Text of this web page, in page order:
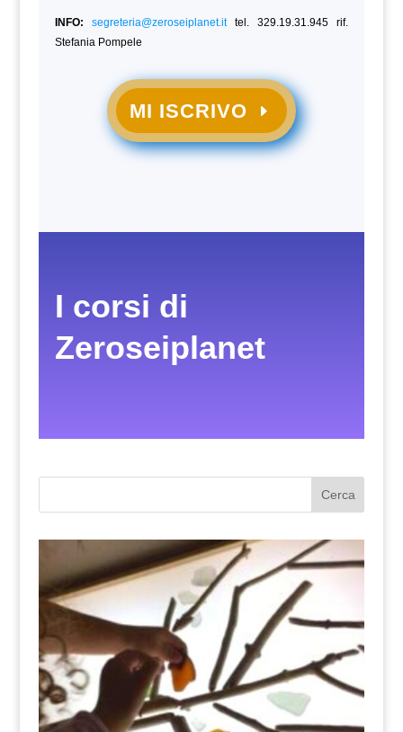
INFO: segreteria@zeroseiplanet.ittel. 329.19.31.945 rif.
Stefania Pompele
MI ISCRIVO
I corsi di
Zeroseiplanet
Cerca